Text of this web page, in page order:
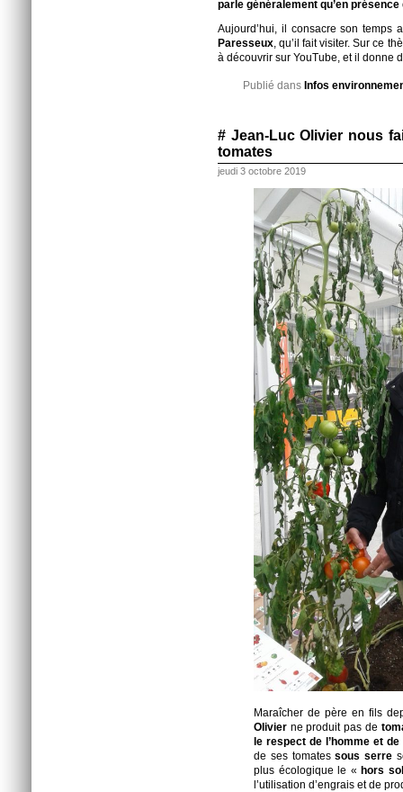
parle généralement qu’en
Aujourd’hui, il consacre son temps
Paresseux, qu’il fait visiter. Sur ce
à découvrir sur YouTube, et il donne
Publié dans Infos
# Jean-Luc Olivier nous
tomates
jeudi 3 octobre 2019
Maraîcher de père en fils
Olivier ne produit pas de
le respect de l’homme et
de ses tomatessous serre
plus écologique le « hors
l’utilisation d’engrais et de